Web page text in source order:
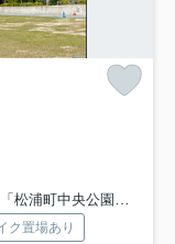
央公園口」 停歩5分
ク置場あり